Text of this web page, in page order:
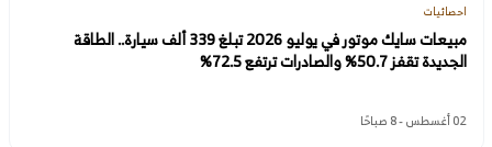
احصائيات
مبيعات سايك موتور في يوليو 2026 تبلغ 339 ألف سيارة.. الطاقة
الجديدة تقفز 50.7% والصادرات ترتفع 72.5%
02 أغسطس - 8 صباحًا